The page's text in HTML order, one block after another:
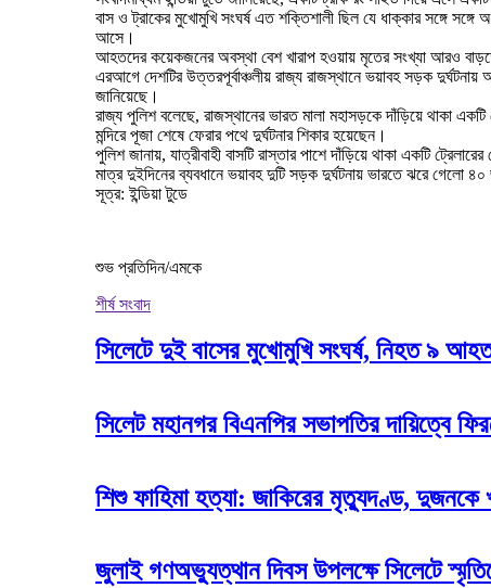
বাস ও ট্রাকের মুখোমুখি সংঘর্ষ এত শক্তিশালী ছিল যে ধাক্কার সঙ্গে সঙ্গে
আসে।
আহতদের কয়েকজনের অবস্থা বেশ খারাপ হওয়ায় মৃতের সংখ্যা আরও
এরআগে দেশটির উত্তরপূর্বাঞ্চলীয় রাজ্য রাজস্থানে ভয়াবহ সড়ক
জানিয়েছে।
রাজ্য পুলিশ বলেছে, রাজস্থানের ভারত মালা মহাসড়কে দাঁড়িয়ে থাকা
মন্দিরে পূজা শেষে ফেরার পথে দুর্ঘটনার শিকার হয়েছেন।
পুলিশ জানায়, যাত্রীবাহী বাসটি রাস্তার পাশে দাঁড়িয়ে থাকা একটি
মাত্র দুইদিনের ব্যবধানে ভয়াবহ দুটি সড়ক দুর্ঘটনায় ভারতে ঝরে গেলো
সূত্র: ইন্ডিয়া টুডে
শুভ প্রতিদিন/এমকে
শীর্ষ সংবাদ
সিলেটে দুই বাসের মুখোমুখি সংঘর্ষ, নিহত ৯
সিলেট মহানগর বিএনপির সভাপতির দায়িত্বে
শিশু ফাহিমা হত্যা: জাকিরের মৃত্যুদণ্ড, দুজনকে
জুলাই গণঅভ্যুত্থান দিবস উপলক্ষে সিলেটে